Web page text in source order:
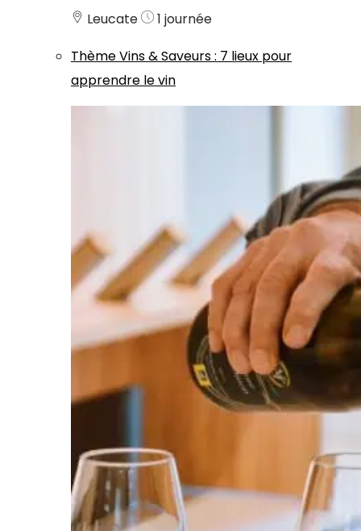
Leucate
1 journée
ThèmeVins & Saveurs: 7 lieux pour
apprendre le vin